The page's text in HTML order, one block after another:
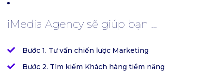
iMedia Agency sẽ giúp bạn ...
Bước 1. Tư vấn chiến lược Marketing
Bước 2. Tìm kiếm Khách hàng tiềm năng